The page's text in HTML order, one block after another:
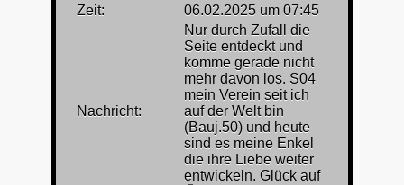
Zeit:
06.02.2025 um 07:45
Nachricht:
Nur durch Zufall die
Seite entdeckt und
komme gerade nicht
mehr davon los. S04
mein Verein seit ich
auf der Welt bin
(Bauj.50) und heute
sind es meine Enkel
die ihre Liebe weiter
entwickeln. Glück auf